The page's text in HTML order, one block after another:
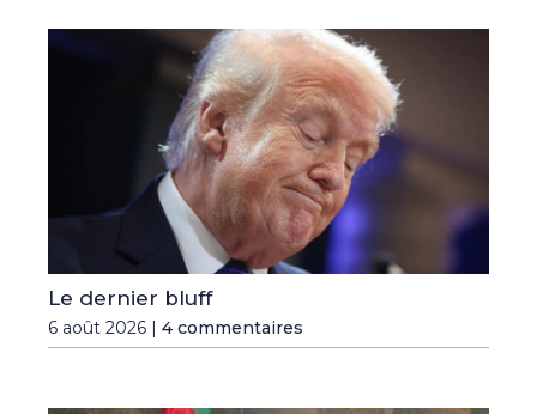
Le dernier bluff
6 août 2026 | 4 commentaires